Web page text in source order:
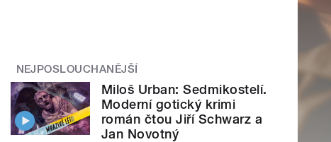
NEJPOSLOUCHANĚJŠÍ
Miloš Urban: Sedmikostelí.
Moderní gotický krimi
román čtou Jiří Schwarz a
Jan Novotný